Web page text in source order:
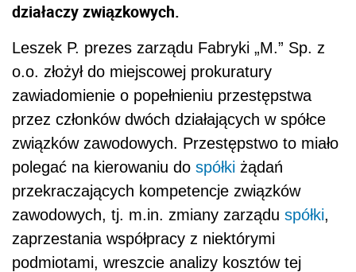
działaczy związkowych.
Leszek P. prezes zarządu Fabryki „M.” Sp. z
o.o. złożył do miejscowej prokuratury
zawiadomienie o popełnieniu przestępstwa
przez członków dwóch działających w spółce
związków zawodowych. Przestępstwo to miało
polegać na kierowaniu do spółki żądań
przekraczających kompetencje związków
zawodowych, tj. m.in. zmiany zarządu spółki,
zaprzestania współpracy z niektórymi
podmiotami, wreszcie analizy kosztów tej